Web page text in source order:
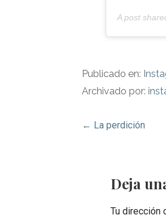
A post
Publicado en:
Archivado por:
entradas
← La perdición
Deja
Tu dirección